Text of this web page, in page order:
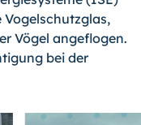
Vögel angeflogen.
bei der